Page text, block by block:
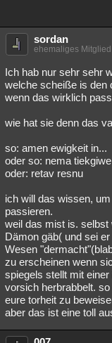
sordan
ehemaliges Mitglied
Ich hab nur sehr sehr
welche scheiße is den
wenn das wirklich
wie hat sie denn das
so: amen ewigkeit in...
oder so: nema
oder: retav resnu
ich will das wissen,
passieren.
weil das mist is. selbst
Dämon gäb( und sei
Wesen
zu erscheinen wenn
spiegels stellt mit
vorsich herbrabbelt.
eure torheit zu
aber das ist eine toll